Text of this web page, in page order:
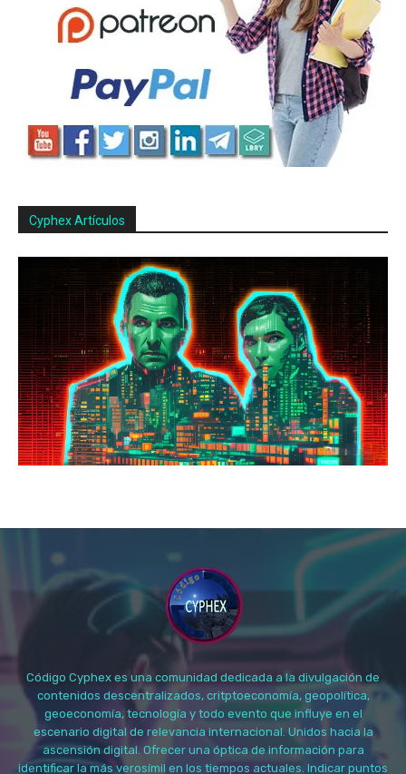
Cyphex Artículos
Código Cyphex es una comunidad dedicada a la divulgación de
contenidos descentralizados, critptoeconomía, geopolítica,
geoeconomía, tecnología y todo evento que influye en el
escenario digital de relevancia internacional. Unidos hacia la
ascensión digital. Ofrecer una óptica de información para
identificar la más verosímil en los tiempos actuales. Indicar puntos